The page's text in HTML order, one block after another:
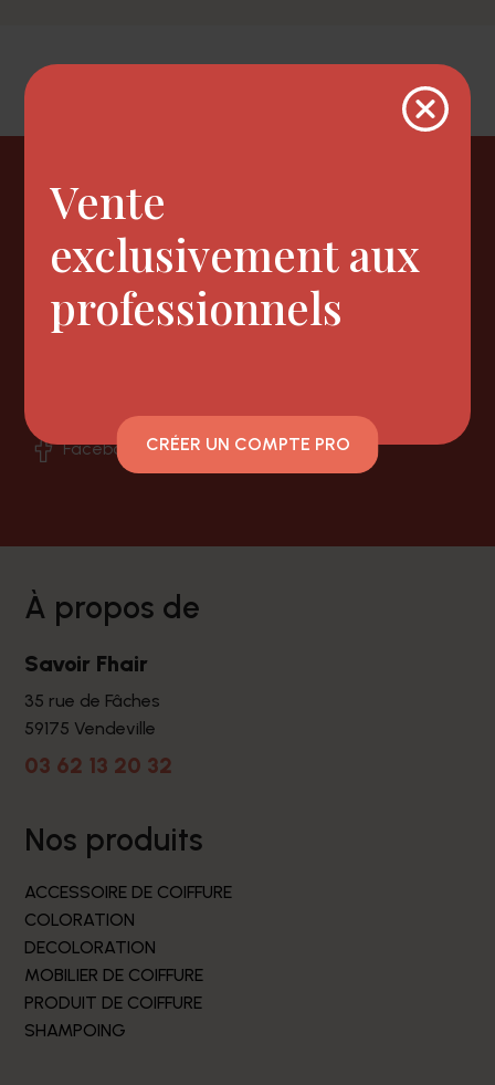
Newsletter
Facebook Instagram
à propos de
Savoir Fhair
35 rue de Fâches
59175 Vendeville
03 62 13 20 32
nos produits
ACCESSOIRE DE COIFFURE
COLORATION
DECOLORATION
MOBILIER DE COIFFURE
PRODUIT DE COIFFURE
SHAMPOING
Vente
exclusivement aux
professionnels
CRÉER UN COMPTE PRO